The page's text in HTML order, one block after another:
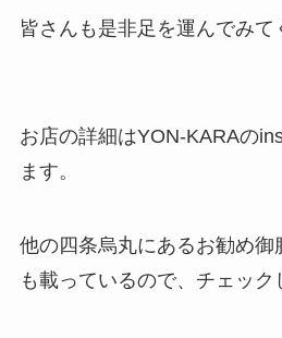
皆さんも是非足を運んでみて
お店の詳細はYON-KARAの
ます。
他の四条烏丸にあるお勧め御
も載っているので、チェッ